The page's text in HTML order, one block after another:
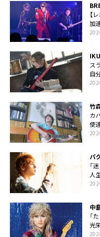
【
加
ス
自
竹
カ
使
パ
「
人
中
「
光